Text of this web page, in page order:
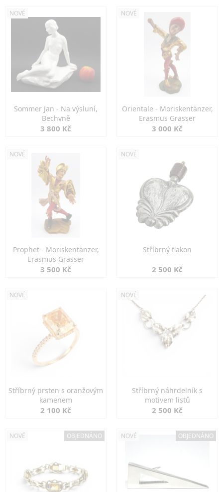
NOVÉ
Sommer Jan - Na výsluní,
Bechyně
3 800 Kč
NOVÉ
Orientale - Moriskentänzer,
Erasmus Grasser
3 000 Kč
NOVÉ
Prophet - Moriskentänzer,
Erasmus Grasser
3 500 Kč
NOVÉ
Stříbrný flakon
2 500 Kč
NOVÉ
Stříbrný prsten s oranžovým
kamenem
2 100 Kč
NOVÉ
Stříbrný náhrdelník s
motivem listů
2 500 Kč
NOVÉ OBJEDNÁNO NOVÉ OBJEDNÁNO